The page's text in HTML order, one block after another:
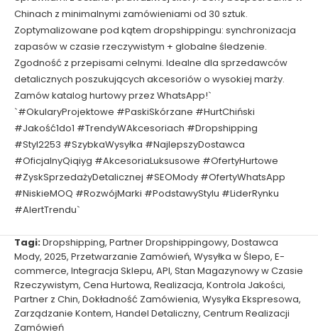
Chinach z minimalnymi zamówieniami od 30 sztuk.
Zoptymalizowane pod kątem dropshippingu: synchronizacja
zapasów w czasie rzeczywistym + globalne śledzenie.
Zgodność z przepisami celnymi. Idealne dla sprzedawców
detalicznych poszukujących akcesoriów o wysokiej marży.
Zamów katalog hurtowy przez WhatsApp!`
`#OkularyProjektowe #PaskiSkórzane #HurtChiński
#Jakość1do1 #TrendyWAkcesoriach #Dropshipping
#Styl2253 #SzybkaWysyłka #NajlepszyDostawca
#OficjalnyQiqiyg #AkcesoriaLuksusowe #OfertyHurtowe
#ZyskSprzedażyDetalicznej #SEOMody #OfertyWhatsApp
#NiskieMOQ #RozwójMarki #PodstawyStylu #LiderRynku
#AlertTrendu`
Tagi:Dropshipping, Partner Dropshippingowy, Dostawca
Mody, 2025, Przetwarzanie Zamówień, Wysyłka w Ślepo, E-
commerce, Integracja Sklepu, API, Stan Magazynowy w Czasie
Rzeczywistym, Cena Hurtowa, Realizacja, Kontrola Jakości,
Partner z Chin, Dokładność Zamówienia, Wysyłka Ekspresowa,
Zarządzanie Kontem, Handel Detaliczny, Centrum Realizacji
Zamówień